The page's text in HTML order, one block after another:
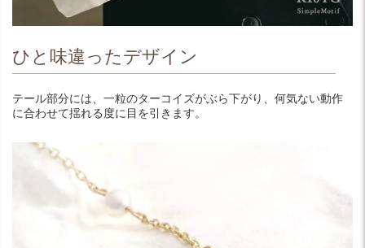
ひと味違ったデザイン
テール部分には、一粒のターコイズがぶら下がり、何気ない動作
に合わせて揺れる度に目を引きます。